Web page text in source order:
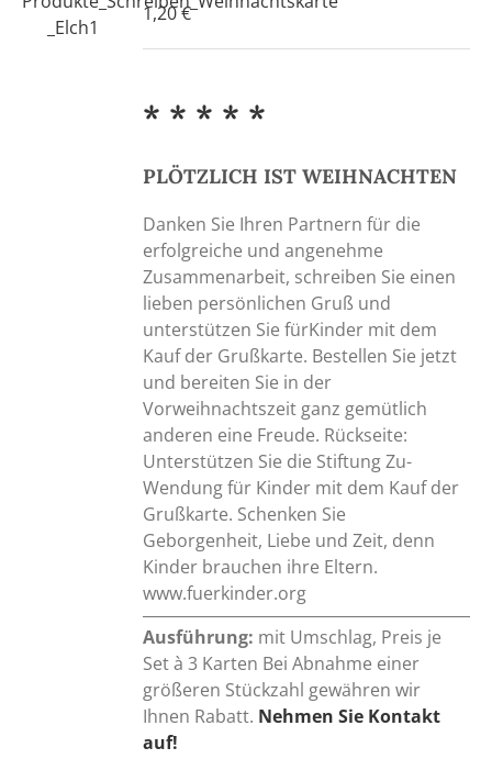
1,20€
* * * * *
PLÖTZLICH IST WEIHNACHTEN
Danken Sie Ihren Partnern für die
erfolgreiche und angenehme
Zusammenarbeit, schreiben Sie einen
lieben persönlichen Gruß und
unterstützen Sie fürKinder mit dem
Kauf der Grußkarte. Bestellen Sie jetzt
und bereiten Sie in der
Vorweihnachtszeit ganz gemütlich
anderen eine Freude. Rückseite:
Unterstützen Sie die Stiftung Zu-
Wendung für Kinder mit dem Kauf der
Grußkarte. Schenken Sie
Geborgenheit, Liebe und Zeit, denn
Kinder brauchen ihre Eltern.
www.fuerkinder.org
Ausführung: mit Umschlag, Preis je
Set à 3 Karten Bei Abnahme einer
größeren Stückzahl gewähren wir
Ihnen Rabatt. Nehmen Sie Kontakt
auf!